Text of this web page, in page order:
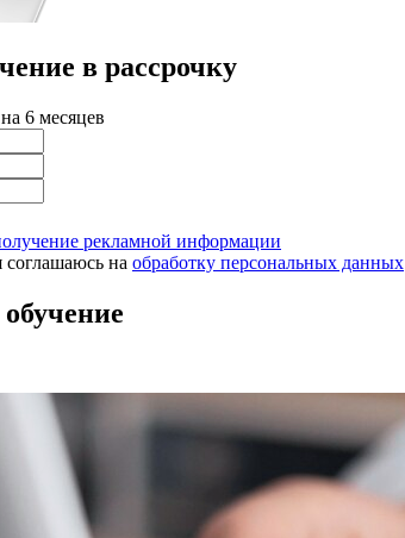
в рассрочку
6 месяцев
рекламной информации
на обработку персональных данных